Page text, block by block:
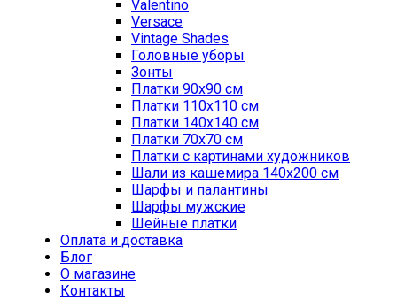
Valentino
Versace
Vintage Shades
Головные уборы
Зонты
Платки 90х90 см
Платки 110х110 см
Платки 140х140 см
Платки 70х70 см
Платки с картинами художников
Шали из кашемира 140х200 см
Шарфы и палантины
Шарфы мужские
Шейные платки
Оплата и доставка
Блог
О магазине
Контакты